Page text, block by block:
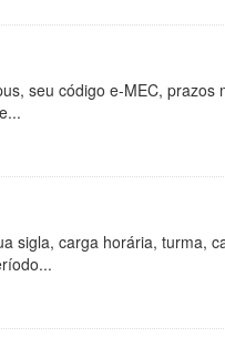
seu código e-MEC,
sigla, carga horária, turma,